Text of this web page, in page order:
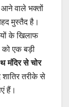
आने वाले भक्तों
मुस्तैद है।
के खिलाफ
को एक बड़ी
मंदिर से चोर
तरीके से
हैं।